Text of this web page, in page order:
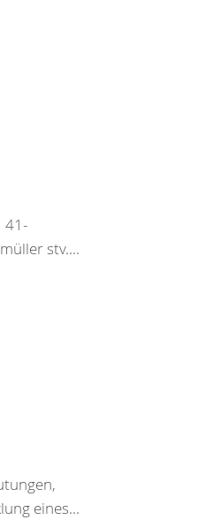
41-
stv....
eines...